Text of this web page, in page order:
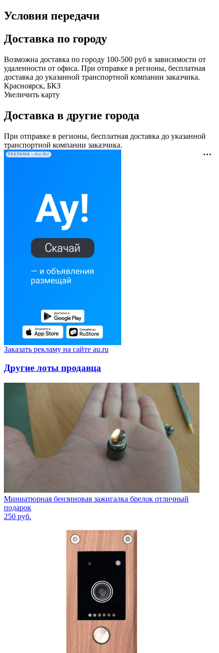
Условия передачи
Доставка по городу
Возможна доставка по городу 100-500 руб в зависимости от
удаленности от офиса. При отправке в регионы, бесплатная
доставка до указанной транспортной компании заказчика.
Красноярск, БКЗ
Увеличить карту
Доставка в другие города
При отправке в регионы, бесплатная доставка до указанной
транспортной компании заказчика.
РЕКЛАМА • AU.RU
Заказать рекламу на сайте au.ru
Другие лоты продавца
Миниатюрная бензиновая зажигалка брелок отличный
подарок
250 руб.